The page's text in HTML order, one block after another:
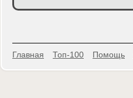
Главная Топ-100 Помощь